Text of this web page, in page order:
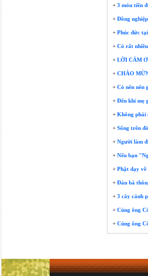
+ 3 món tiền
+ Đồng
+ Phúc đức
+ Có rất
+ LỜI CẢM
+ CHÀO
+ Có nên nên
+ Đến khi mẹ
+ Không phải
+ Sống trên
+ Người làm
+ Nếu bạn
+ Phật dạy về
+ Đàn bà
+ 3 cây cảnh
+ Cúng ông
+ Cúng ông